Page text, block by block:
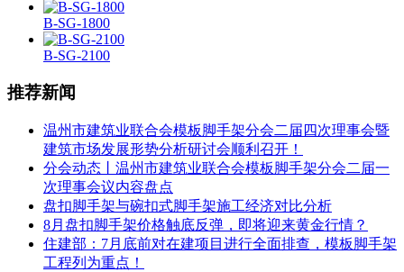
B-SG-1800
B-SG-2100
推荐新闻
温州市建筑业联合会模板脚手架分会二届四次理事会暨
建筑市场发展形势分析研讨会顺利召开！
分会动态丨温州市建筑业联合会模板脚手架分会二届一
次理事会议内容盘点
盘扣脚手架与碗扣式脚手架施工经济对比分析
8月盘扣脚手架价格触底反弹，即将迎来黄金行情？
住建部：7月底前对在建项目进行全面排查，模板脚手架
工程列为重点！